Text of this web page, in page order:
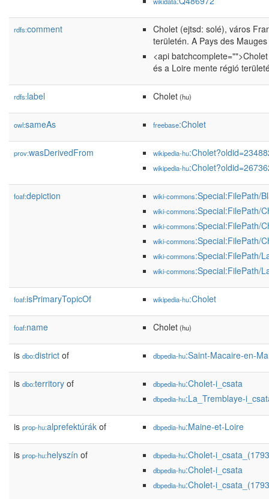
rdfs:comment
Cholet (ejtsd: solé), város
területén. A Pays des
<api
és a Loire mente régió
rdfs:label Cholet(hu)
owl:sameAs freebase:Cholet
prov:wasDerivedFrom wikipedia-hu
wikipedia-hu
foaf:depiction wiki-commons:Special:FilePath/
wiki-commons:Special:FilePath/
wiki-commons:Special:FilePath/
wiki-commons:Special:FilePath/
wiki-commons:Special:FilePath/
wiki-commons:Special:FilePath/
foaf:isPrimaryTopicOf wikipedia-hu:Cholet
foaf:name Cholet(hu)
is dbo:district of dbpedia-hu:Saint-Macaire-en-
is dbo:territory of dbpedia-hu:Cholet-i_csata
dbpedia-hu:La_Tremblaye-
is prop-hu:alprefektúrák of dbpedia-hu:Maine-et-Loire
is prop-hu:helyszín of dbpedia-hu:Cholet-
dbpedia-hu:Cholet-i_csata
dbpedia-hu:Cholet-